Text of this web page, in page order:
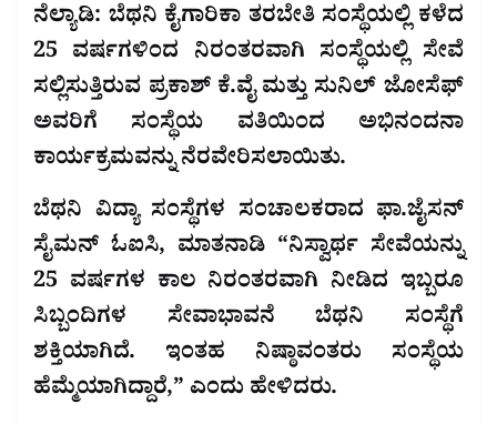
ನೆಲ್ಯಾಡಿ: ಬೆಥನಿ ಕೈಗಾರಿಕಾ ತರಬೇತಿ ಸಂಸ್ಥೆಯಲ್ಲಿ ಕಳೆದ
25 ವರ್ಷಗಳಿಂದ ನಿರಂತರವಾಗಿ ಸಂಸ್ಥೆಯಲ್ಲಿ ಸೇವೆ
ಸಲ್ಲಿಸುತ್ತಿರುವ ಪ್ರಕಾಶ್ ಕೆ.ವೈ ಮತ್ತು ಸುನಿಲ್ ಜೋಸೆಫ್
ಅವರಿಗೆ ಸಂಸ್ಥೆಯ ವತಿಯಿಂದ ಅಭಿನಂದನಾ
ಕಾರ್ಯಕ್ರಮವನ್ನು ನೆರವೇರಿಸಲಾಯಿತು.
ಬೆಥನಿ ವಿದ್ಯಾ ಸಂಸ್ಥೆಗಳ ಸಂಚಾಲಕರಾದ ಫಾ.ಜೈಸನ್
ಸೈಮನ್ ಓಐಸಿ, ಮಾತನಾಡಿ “ನಿಸ್ವಾರ್ಥ ಸೇವೆಯನ್ನು
25 ವರ್ಷಗಳ ಕಾಲ ನಿರಂತರವಾಗಿ ನೀಡಿದ ಇಬ್ಬರೂ
ಸಿಬ್ಬಂದಿಗಳ ಸೇವಾಭಾವನೆ ಬೆಥನಿ ಸಂಸ್ಥೆಗೆ
ಶಕ್ತಿಯಾಗಿದೆ. ಇಂತಹ ನಿಷ್ಠಾವಂತರು ಸಂಸ್ಥೆಯ
ಹೆಮ್ಮೆಯಾಗಿದ್ದಾರೆ,” ಎಂದು ಹೇಳಿದರು.